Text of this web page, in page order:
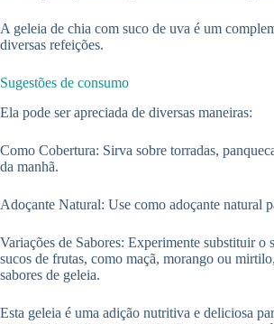
A geleia de chia com suco de uva é um
diversas refeições.
Sugestões de consumo
Ela pode ser apreciada de diversas maneiras:
Como Cobertura: Sirva sobre torradas,
da manhã.
Adoçante Natural: Use como adoçante natural
Variações de Sabores: Experimente substituir o
sucos de frutas, como maçã, morango ou
sabores de geleia.
Esta geleia é uma adição nutritiva e deliciosa